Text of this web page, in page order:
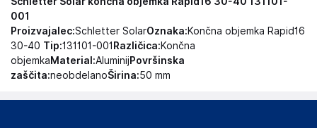
001
Proizvajalec:Schletter SolarOznaka:Končna objemka Rapid16
30-40 Tip:131101-001 Različica:Končna
objemkaMaterial:AluminijPovršinska
zaščita:neobdelanoŠirina:50 mm